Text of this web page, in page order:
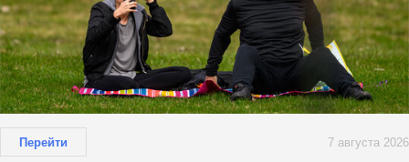
Перейти 7 августа 2026